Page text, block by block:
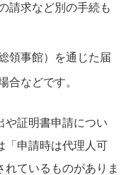
請求など別の手続も
領事館）を通じた届
合などです。​
や証明書申請につい
「申請時は代理人可
れているものがありま